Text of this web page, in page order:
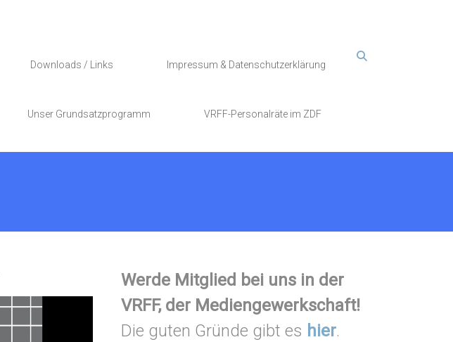
Downloads / Links Impressum & Datenschutzerklärung
Unser Grundsatzprogramm VRFF-Personalräte im ZDF
Werde Mitglied bei uns in der
VRFF, der Mediengewerkschaft!
Die guten Gründe gibt es hier.